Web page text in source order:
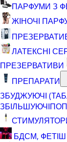
ПАРФУМИ З
ЖІНОЧІ
ЛАТЕКСНІ
ПРЕЗЕРВАТИВИ
ПРЕПАРАТИ
ЗБУДЖУЮЧІ
ЗБІЛЬШУЮЧІ
БДСМ, ФЕТІШ